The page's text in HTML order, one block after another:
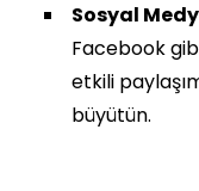
Sosyal
Facebook
etkili
büyütün.